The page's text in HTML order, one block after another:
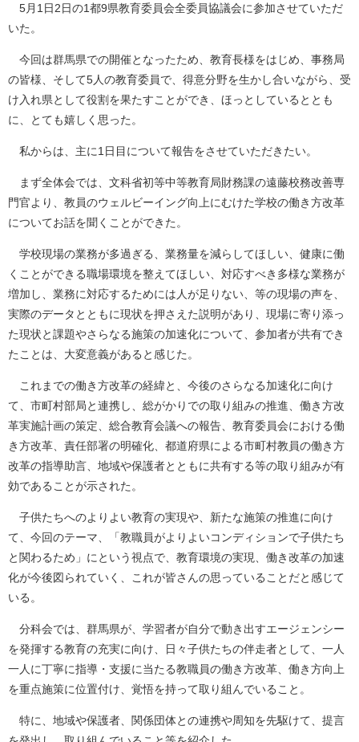
5月1日2日の1都9県教育委員会全委員協議会に参加させていただ
いた。
今回は群馬県での開催となったため、教育長様をはじめ、事務局
の皆様、そして5人の教育委員で、得意分野を生かし合いながら、受
け入れ県として役割を果たすことができ、ほっとしているととも
に、とても嬉しく思った。
私からは、主に1日目について報告をさせていただきたい。
まず全体会では、文科省初等中等教育局財務課の遠藤校務改善専
門官より、教員のウェルビーイング向上にむけた学校の働き方改革
についてお話を聞くことができた。
学校現場の業務が多過ぎる、業務量を減らしてほしい、健康に働
くことができる職場環境を整えてほしい、対応すべき多様な業務が
増加し、業務に対応するためには人が足りない、等の現場の声を、
実際のデータとともに現状を押さえた説明があり、現場に寄り添っ
た現状と課題やさらなる施策の加速化について、参加者が共有でき
たことは、大変意義があると感じた。
これまでの働き方改革の経緯と、今後のさらなる加速化に向け
て、市町村部局と連携し、総がかりでの取り組みの推進、働き方改
革実施計画の策定、総合教育会議への報告、教育委員会における働
き方改革、責任部署の明確化、都道府県による市町村教員の働き方
改革の指導助言、地域や保護者とともに共有する等の取り組みが有
効であることが示された。
子供たちへのよりよい教育の実現や、新たな施策の推進に向け
て、今回のテーマ、「教職員がよりよいコンディションで子供たち
と関わるため」にという視点で、教育環境の実現、働き改革の加速
化が今後図られていく、これが皆さんの思っていることだと感じて
いる。
分科会では、群馬県が、学習者が自分で動き出すエージェンシー
を発揮する教育の充実に向け、日々子供たちの伴走者として、一人
一人に丁寧に指導・支援に当たる教職員の働き方改革、働き方向上
を重点施策に位置付け、覚悟を持って取り組んでいること。
特に、地域や保護者、関係団体との連携や周知を先駆けて、提言